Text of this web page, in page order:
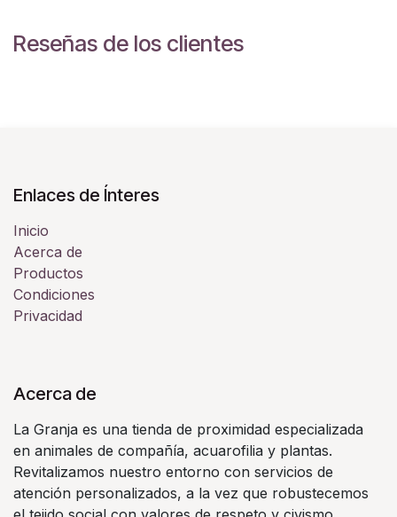
Reseñas de los clientes
Enlaces de Ínteres
Inicio
Acerca de
Productos
Condiciones
Privacidad
Acerca de
La Granja es una tienda de proximidad especializada
en animales de compañía, acuarofilia y plantas.
Revitalizamos nuestro entorno con servicios de
atención personalizados, a la vez que robustecemos